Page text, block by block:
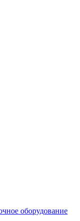
оборудование